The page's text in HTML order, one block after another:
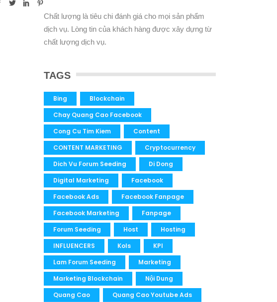
Chất lượng là tiêu chi đánh giá cho mọi sản phẩm
dịch vụ. Lòng tin của khách hàng được xây dựng từ
chất lượng dịch vụ.
TAGS
Bing
Blockchain
Chay Quang Cao Facebook
Cong Cu Tim Kiem
Content
CONTENT MARKETING
Cryptocurrency
Dich Vu Forum Seeding
Di Dong
Digital Marketing
Facebook
Facebook Ads
Facebook Fanpage
Facebook Marketing
Fanpage
Forum Seeding
Host
Hosting
INFLUENCERS
Kols
KPI
Lam Forum Seeding
Marketing
Marketing Blockchain
Nội Dung
Quang Cao
Quang Cao Youtube Ads